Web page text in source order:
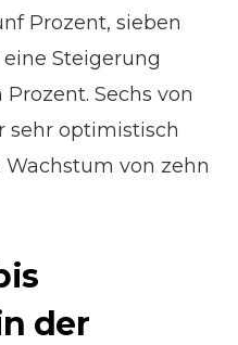
Prozent, sieben
Steigerung
Sechs von
sehr optimistisch
von zehn
der